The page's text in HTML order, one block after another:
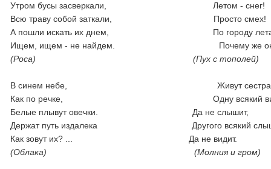
Утром бусы засверкали, Летом
Всю траву собой заткали, Просто смех!
А пошли искать их днем, По городу
Ищем, ищем - не найдем. Почему же он не
(Роса) (Пух с тополей)
В синем небе, Живут сестра и
Как по речке, Одну всякий
Белые плывут овечки. Да не слышит,
Держат путь издалека Другого всякий
Как зовут их? ... Да не видит.
(Облака) (Молния и гром)